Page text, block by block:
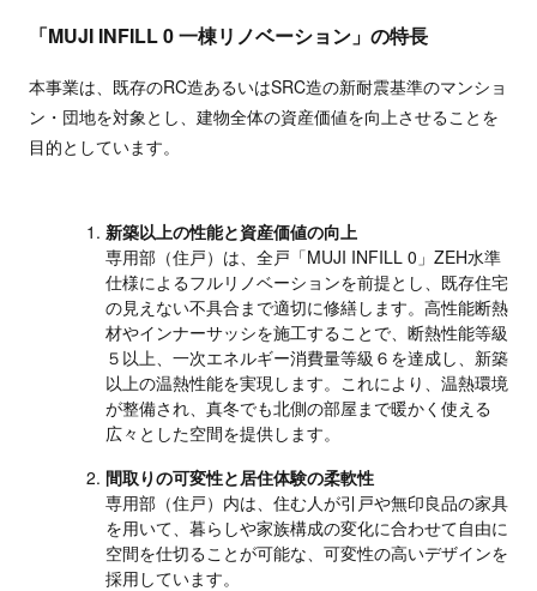
「MUJI INFILL 0 一棟リノベーション」の特長
本事業は、既存のRC造あるいはSRC造の新耐震基準のマンショ
ン・団地を対象とし、建物全体の資産価値を向上させることを
目的としています。
新築以上の性能と資産価値の向上
専用部（住戸）は、全戸「MUJI INFILL 0」ZEH水準
仕様によるフルリノベーションを前提とし、既存住宅
の見えない不具合まで適切に修繕します。高性能断熱
材やインナーサッシを施工することで、断熱性能等級
５以上、一次エネルギー消費量等級６を達成し、新築
以上の温熱性能を実現します。これにより、温熱環境
が整備され、真冬でも北側の部屋まで暖かく使える
広々とした空間を提供します。
間取りの可変性と居住体験の柔軟性
専用部（住戸）内は、住む人が引戸や無印良品の家具
を用いて、暮らしや家族構成の変化に合わせて自由に
空間を仕切ることが可能な、可変性の高いデザインを
採用しています。